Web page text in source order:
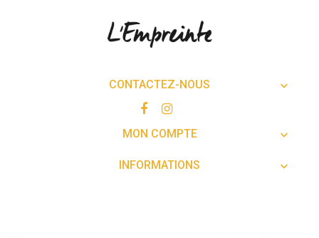
CONTACTEZ-NOUS 
MON COMPTE 
INFORMATIONS 